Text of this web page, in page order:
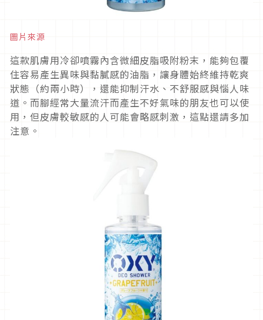
圖片來源
這款肌膚用冷卻噴霧內含微細皮脂吸附粉末，能夠包覆
住容易產生異味與黏膩感的油脂，讓身體始終維持乾爽
狀態（約兩小時），還能抑制汗水、不舒服感與惱人味
道。而腳經常大量流汗而產生不好氣味的朋友也可以使
用，但皮膚較敏感的人可能會略感刺激，這點還請多加
注意。